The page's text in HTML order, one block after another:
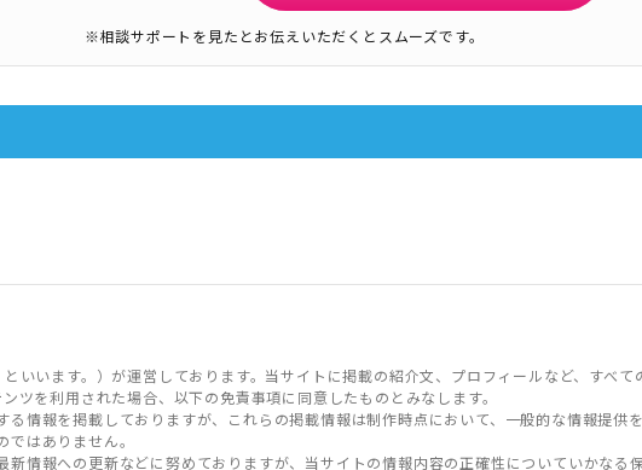
※相談サポートを見たとお伝えいただくとスムーズです。
いいます。）が運営しております。当サイトに掲載の紹介文、プロフィールなど、すべ
ツを利用された場合、以下の免責事項に同意したものとみなします。
る情報を掲載しておりますが、これらの掲載情報は制作時点において、一般的な情報提供
はありません。
新情報への更新などに努めておりますが、当サイトの情報内容の正確性についていかなる